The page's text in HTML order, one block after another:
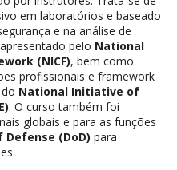
em laboratórios e baseado
e na análise de
pelo National
(NICF), bem como
profissionais e framework
National Initiative of
. O curso também foi
globais e para as funções
(DoD) para